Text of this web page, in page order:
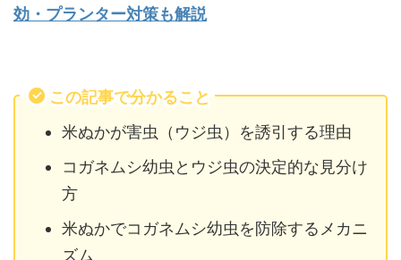
効・プランター対策も解説
この記事で分かること
米ぬかが害虫（ウジ虫）を誘引する理由
コガネムシ幼虫とウジ虫の決定的な見分け
方
米ぬかでコガネムシ幼虫を防除するメカニ
ズム